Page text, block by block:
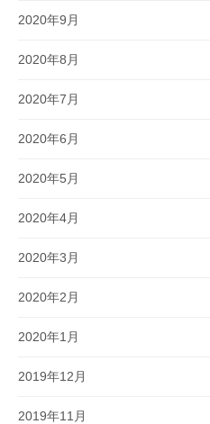
2020年9月
2020年8月
2020年7月
2020年6月
2020年5月
2020年4月
2020年3月
2020年2月
2020年1月
2019年12月
2019年11月